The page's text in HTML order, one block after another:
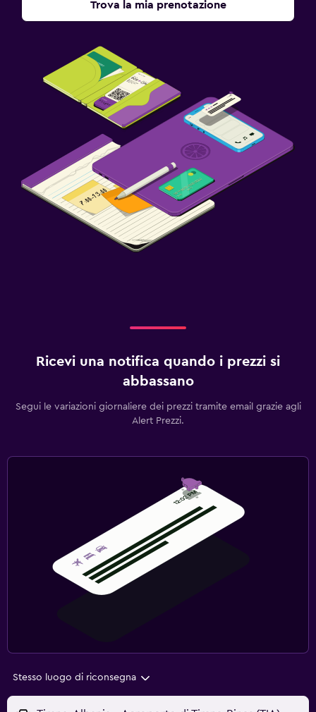
Trova la mia prenotazione
Ricevi una notifica quando i prezzi si
abbassano
Segui le variazioni giornaliere dei prezzi tramite email grazie agli
Alert Prezzi.
Stesso luogo di riconsegna